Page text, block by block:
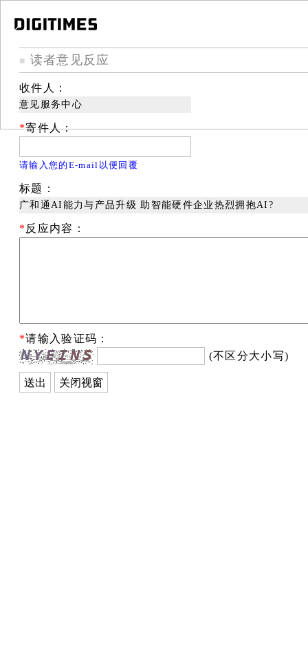
■ 读者意见反应
收件人：
意见服务中心
*寄件人：
请输入您的E-mail以便回覆
标题：
广和通AI能力与产品升级 助智能硬件企业热烈拥抱AI?
* 反应内容：
*请输入验证码：
(不区分大小写)